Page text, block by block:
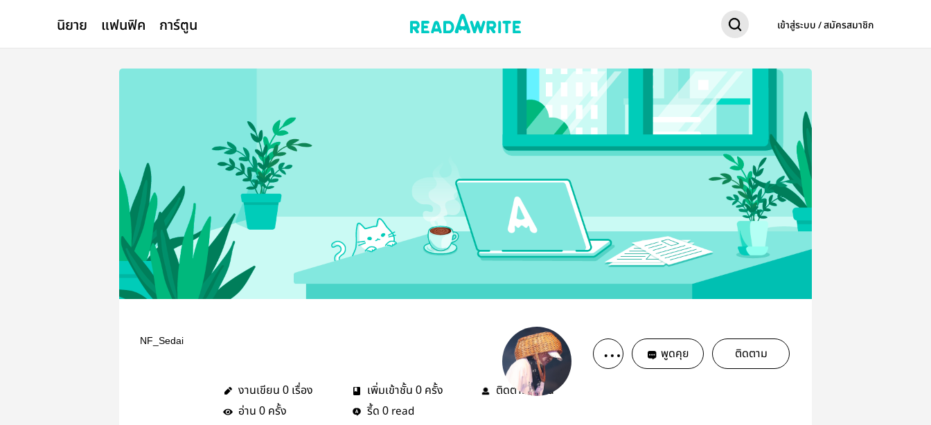
นิยาย แฟนฟิค การ์ตูน เข้าสู่ระบบ / สมัครสมาชิก
NF_Sedai
พูดคุย ติดตาม
งานเขียน 0 เรื่อง เพิ่มเข้าชั้น 0 ครั้ง ติดตาม1คน
อ่าน 0 ครั้ง รี้ด 0 read